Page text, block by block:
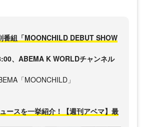
組「MOONCHILD DEBUT SHOW
、ABEMA K WORLDチャンネル
ースを一挙紹介！【週刊アベマ】最